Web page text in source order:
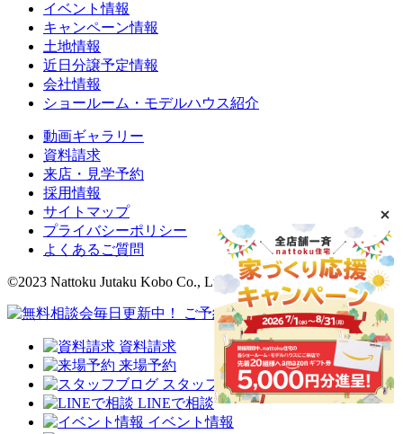
イベント情報
キャンペーン情報
土地情報
近日分譲予定情報
会社情報
ショールーム・モデルハウス紹介
動画ギャラリー
資料請求
来店・見学予約
採用情報
サイトマップ
プライバシーポリシー
よくあるご質問
©2023 Nattoku Jutaku Kobo Co., Ltd.
資料請求
来場予約
スタッフブログ
LINEで相談
イベント情報